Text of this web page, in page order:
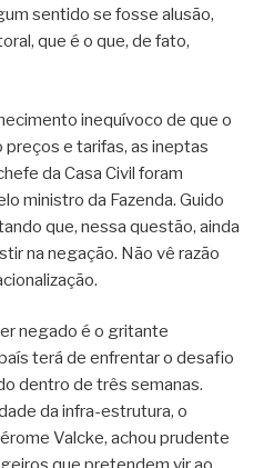
sentido se fosse alusão,
que é o que, de fato,
inequívoco de que o
e tarifas, as ineptas
da Casa Civil foram
ministro da Fazenda. Guido
que, nessa questão, ainda
na negação. Não vê razão
negado é o gritante
terá de enfrentar o desafio
dentro de três semanas.
da infra-estrutura, o
Valcke, achou prudente